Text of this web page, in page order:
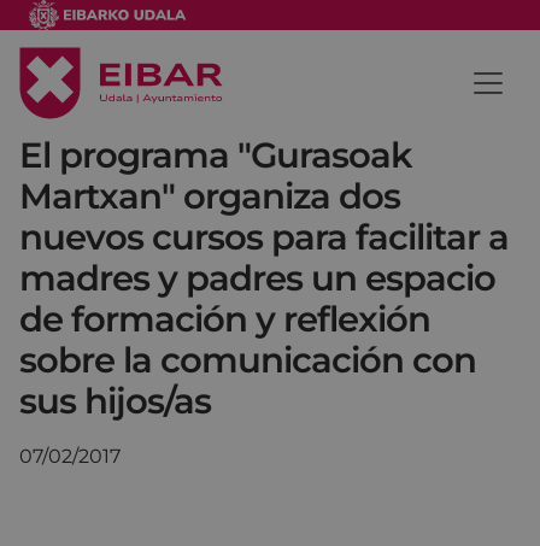
El programa "Gurasoak
Martxan" organiza dos
nuevos cursos para facilitar a
madres y padres un espacio
de formación y reflexión
sobre la comunicación con
sus hijos/as
07/02/2017